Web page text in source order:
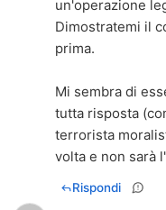
un'operazione
Dimostratemi il
prima.
Mi sembra di
tutta risposta
terrorista
volta e non sarà
Rispondi